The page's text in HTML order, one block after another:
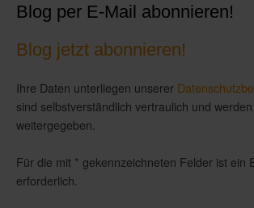
Blog per E-Mail abonnieren!
Blog jetzt abonnieren!
Ihre Daten unterliegen unserer
sind selbstverständlich vertraulich und
weitergegeben.
Für die mit * gekennzeichneten Felder ist ein
erforderlich.